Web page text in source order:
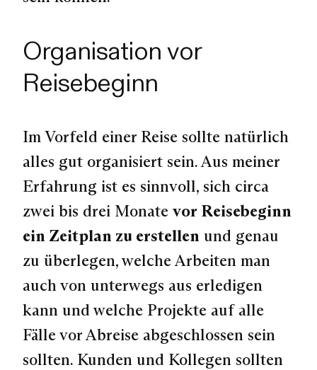
Organisation vor
Reisebeginn
Im Vorfeld einer Reise sollte natürlich
alles gut organisiert sein. Aus meiner
Erfahrung ist es sinnvoll, sich circa
zwei bis drei Monate vor Reisebeginn
ein Zeitplan zu erstellen und genau
zu überlegen, welche Arbeiten man
auch von unterwegs aus erledigen
kann und welche Projekte auf alle
Fälle vor Abreise abgeschlossen sein
sollten. Kunden und Kollegen sollten